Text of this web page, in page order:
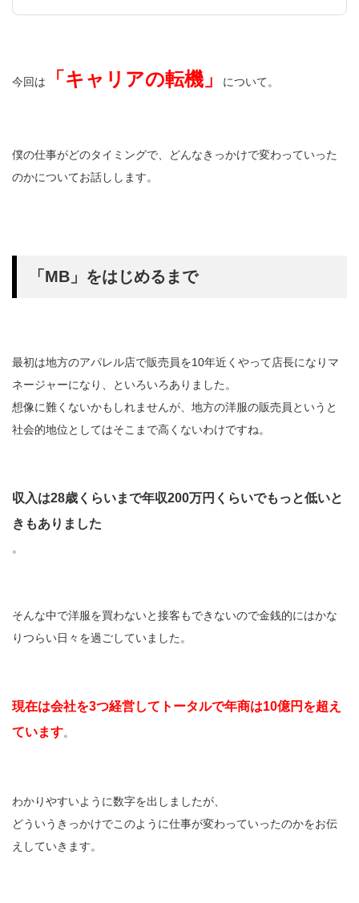
今回は 「キャリアの転機」 について。
僕の仕事がどのタイミングで、どんなきっかけで変わっていった
のかについてお話しします。
「MB」をはじめるまで
最初は地方のアパレル店で販売員を10年近くやって店長になりマ
ネージャーになり、といろいろありました。
想像に難くないかもしれませんが、地方の洋服の販売員というと
社会的地位としてはそこまで高くないわけですね。
収入は28歳くらいまで年収200万円くらいでもっと低いと
きもありました
。
そんな中で洋服を買わないと接客もできないので金銭的にはかな
りつらい日々を過ごしていました。
現在は会社を3つ経営してトータルで年商は10億円を超え
ています。
わかりやすいように数字を出しましたが、
どういうきっかけでこのように仕事が変わっていったのかをお伝
えしていきます。